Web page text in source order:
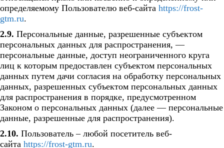
определяемому Пользователю веб-сайта https://frost-
gtm.ru.
2.9. Персональные данные, разрешенные субъектом
персональных данных для распространения, —
персональные данные, доступ неограниченного круга
лиц к которым предоставлен субъектом персональных
данных путем дачи согласия на обработку персональных
данных, разрешенных субъектом персональных данных
для распространения в порядке, предусмотренном
Законом о персональных данных (далее — персональные
данные, разрешенные для распространения).
2.10. Пользователь – любой посетитель веб-
сайта https://frost-gtm.ru.